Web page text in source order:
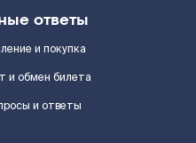
ответы
и покупка
и обмен билета
и ответы